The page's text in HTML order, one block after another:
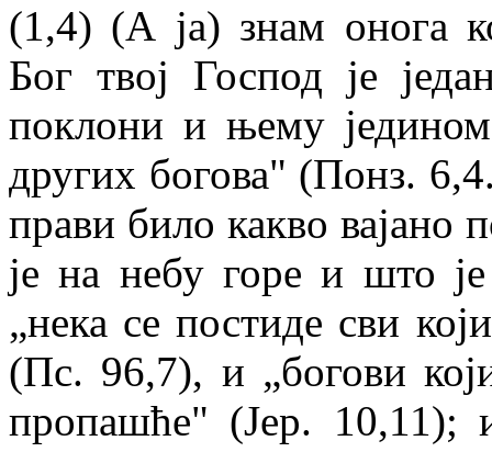
(1,4) (А ја) знам онога
Бог твој Господ је
поклони и њему
других богова" (Понз.
прави било какво вајано
је на небу горе и што
„нека се постиде сви
(Пс. 96,7), и „богови
пропашће" (Јер. 10,11);